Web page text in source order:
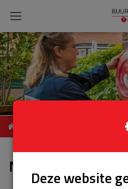
NieuwsDeze website